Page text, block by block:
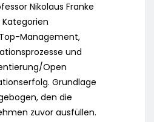
Nikolaus Franke
Management,
und
Open
Grundlage
den die
zuvor ausfüllen.